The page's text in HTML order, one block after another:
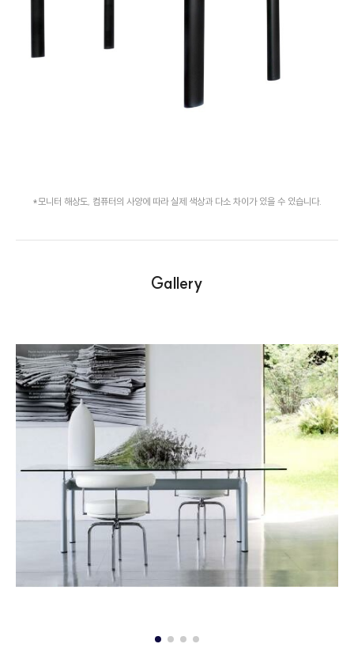
*모니터 해상도, 컴퓨터의 사양에 따라 실제 색상과 다소 차이가 있을 수 있습니다.
Gallery